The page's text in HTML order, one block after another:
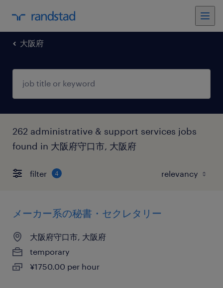
大阪府
262 administrative & support services jobs
found in 大阪府守口市, 大阪府
filter 4
メーカー系の秘書・セクレタリー
大阪府守口市, 大阪府
temporary
¥1750.00 per hour